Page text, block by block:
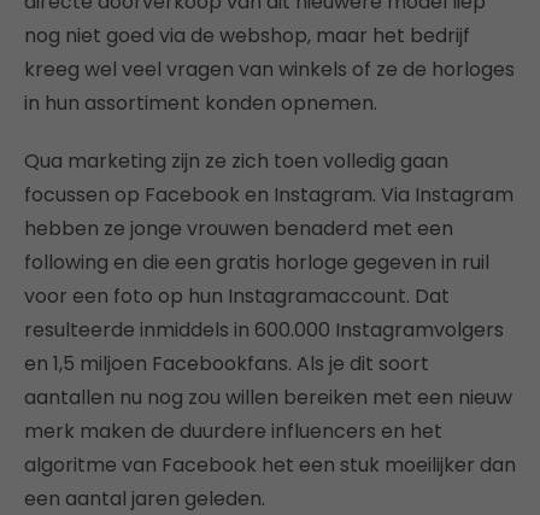
nog niet goed via de webshop, maar het bedrijf
kreeg wel veel vragen van winkels of ze de horloges
in hun assortiment konden opnemen.
Qua marketing zijn ze zich toen volledig gaan
focussen op Facebook en Instagram. Via Instagram
hebben ze jonge vrouwen benaderd met een
following en die een gratis horloge gegeven in ruil
voor een foto op hun Instagramaccount. Dat
resulteerde inmiddels in 600.000 Instagramvolgers
en 1,5 miljoen Facebookfans. Als je dit soort
aantallen nu nog zou willen bereiken met een nieuw
merk maken de duurdere influencers en het
algoritme van Facebook het een stuk moeilijker dan
een aantal jaren geleden.